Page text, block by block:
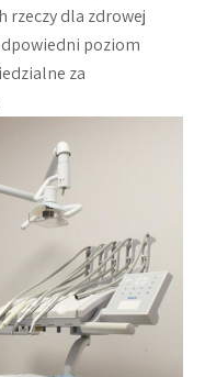
rzeczy dla zdrowej
poziom
za